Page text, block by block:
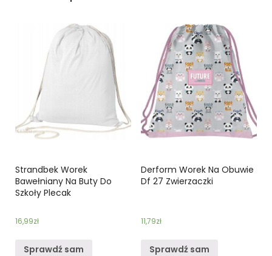
Strandbek Worek
Bawełniany Na Buty Do
Szkoły Plecak
16,99zł
Sprawdź sam
Derform Worek Na Obuwie
Df 27 Zwierzaczki
11,79zł
Sprawdź sam